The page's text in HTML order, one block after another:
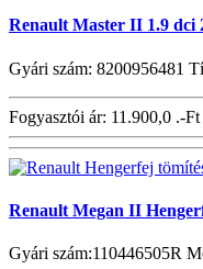
Renault Master II 1.9 dci
Gyári szám: 8200956481
Fogyasztói ár: 11.900,0 .-Ft
Renault Megan II
Gyári szám:110446505R